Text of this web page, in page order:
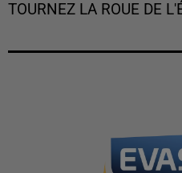
TOURNEZ LA ROUE DE